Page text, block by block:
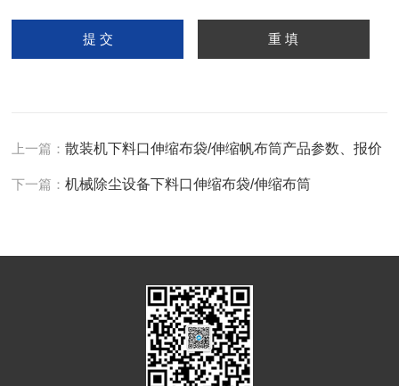
上一篇：散装机下料口伸缩布袋/伸缩帆布筒产品参数、报价
下一篇：机械除尘设备下料口伸缩布袋/伸缩布筒